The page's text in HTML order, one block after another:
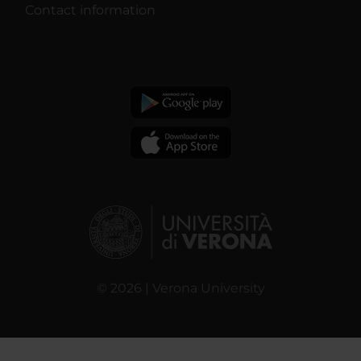
Contact information
© 2026 | Verona University